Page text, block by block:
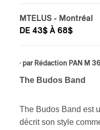
MTELUS - Montréal
DE 43$ À 68$
· par Rédaction PAN M
The Budos Band
The Budos Band est
décrit son style